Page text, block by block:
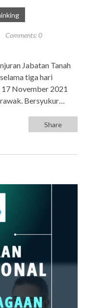
Comments:0
Jabatan Tanah
tiga hari
November 2021
Bersyukur…
Share